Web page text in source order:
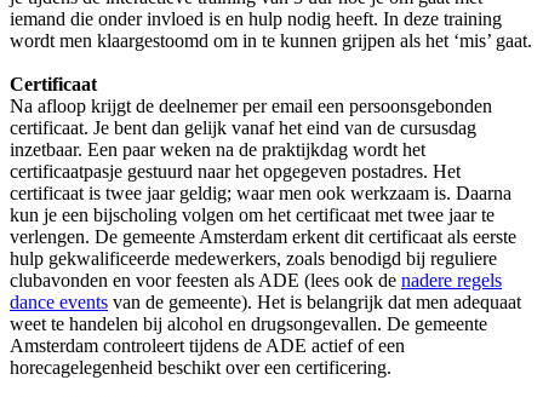
iemand die onder invloed is en hulp nodig heeft. In deze training
wordt men klaargestoomd om in te kunnen grijpen als het ‘mis’ gaat.
Certificaat
Na afloop krijgt de deelnemer per email een persoonsgebonden
certificaat. Je bent dan gelijk vanaf het eind van de cursusdag
inzetbaar. Een paar weken na de praktijkdag wordt het
certificaatpasje gestuurd naar het opgegeven postadres. Het
certificaat is twee jaar geldig; waar men ook werkzaam is. Daarna
kun je een bijscholing volgen om het certificaat met twee jaar te
verlengen. De gemeente Amsterdam erkent dit certificaat als eerste
hulp gekwalificeerde medewerkers, zoals benodigd bij reguliere
clubavonden en voor feesten als ADE (lees ook de nadere regels
dance events van de gemeente). Het is belangrijk dat men adequaat
weet te handelen bij alcohol en drugsongevallen. De gemeente
Amsterdam controleert tijdens de ADE actief of een
horecagelegenheid beschikt over een certificering.